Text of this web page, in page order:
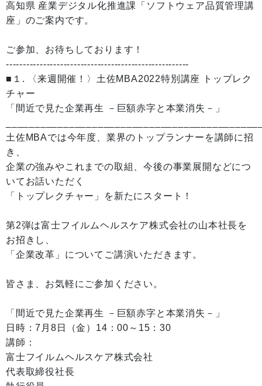
高知県 産業デジタル化推進課「ソフトウェア品質管理講
座」のご案内です。
ご参加、お待ちしております！
------------------------------------------------------
■１. 〈来週開催！〉土佐MBA2022特別講座 トップレク
チャー
「間近で見た企業再生 －巨額赤字と本業消失－」
土佐MBAでは今年度、業界のトップランナーを講師に招
き、
企業の強みやこれまでの取組、今後の事業展開などにつ
いてお話いただく
「トップレクチャー」を新たにスタート！
第2弾は富士フイルムヘルスケア株式会社の山本社長を
お招きし、
「企業改革」についてご講演いただきます。
皆さま、お気軽にご参加ください。
「間近で見た企業再生 －巨額赤字と本業消失－」
日時：7月8日（金）14：00～15：30
講師：
富士フイルムヘルスケア株式会社
代表取締役社長